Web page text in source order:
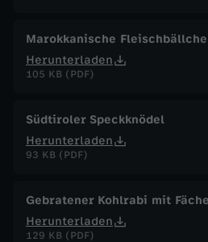
Marokkanische
Herunterladen
105 KB (PDF)
Südtiroler Speckknödel
Herunterladen
93 KB (PDF)
Gebratener Kohlrabi mit
Herunterladen
129 KB (PDF)